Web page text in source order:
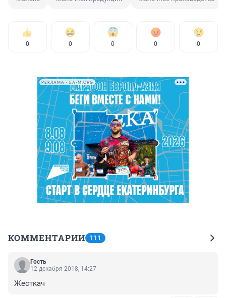
0 0 0 0 0
РЕКЛАМА • EA-M.ORG
КОММЕНТАРИИ 111
Гость
12 декабря 2018, 14:27
Жесткач